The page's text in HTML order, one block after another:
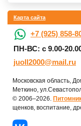
Карта сайта
+7 (925) 858-
ПН-ВС: с 9.00-
juoll2000@mail.ru
Московская область,
Меткино,
© 2006–2026.
щенков, воспитание,